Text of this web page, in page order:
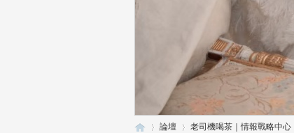
論壇 老司機喝茶｜情報戰略中心